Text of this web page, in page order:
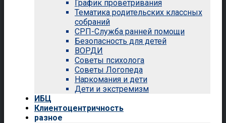
График проветривания
Тематика родительских классных
собраний
СРП-Служба ранней помощи
Безопасность для детей
ВОРДИ
Советы психолога
Советы Логопеда
Наркомания и дети
Дети и экстремизм
ИБЦ
Клиентоцентричность
разное